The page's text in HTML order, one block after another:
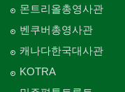
몬트리올총영사관
벤쿠버총영사관
캐나다한국대사관
KOTRA